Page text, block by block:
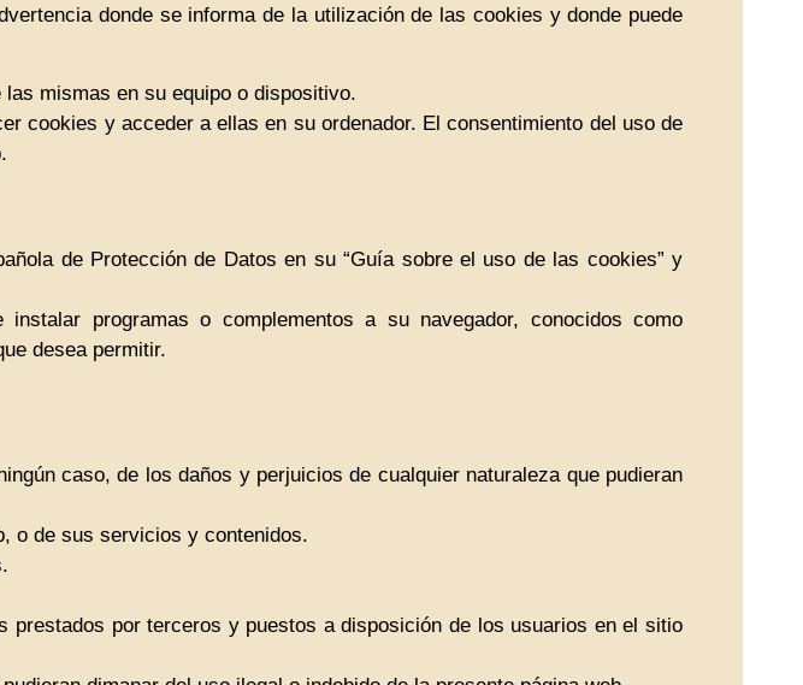
donde se informa de la utilización de las cookies y donde puede
mismas en su equipo o dispositivo.
cookies y acceder a ellas en su ordenador. El consentimiento del uso de
de Protección de Datos en su “Guía sobre el uso de las cookies” y
programas o complementos a su navegador, conocidos como
desea permitir.
caso, de los daños y perjuicios de cualquier naturaleza que pudieran
o de sus servicios y contenidos.
por terceros y puestos a disposición de los usuarios en el sitio